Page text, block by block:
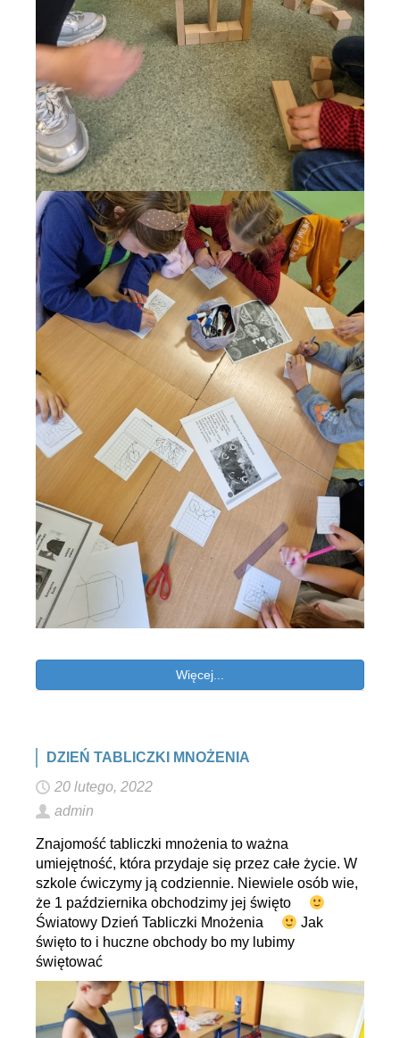
Więcej...
DZIEŃ TABLICZKI MNOŻENIA
20 lutego, 2022
admin
Znajomość tabliczki mnożenia to ważna
umiejętność, która przydaje się przez całe życie. W
szkole ćwiczymy ją codziennie. Niewiele osób wie,
że 1 października obchodzimy jej święto
Światowy Dzień Tabliczki Mnożenia
Jak
święto to i huczne obchody bo my lubimy
świętować